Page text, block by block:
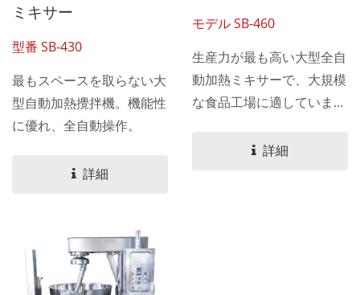
ミキサー
型番 SB-430
最もスペースを取らない大
型自動加熱攪拌機。機能性
に優れ、全自動操作。
詳細
モデル SB-460
生産力が最も高い大型全自
動加熱ミキサーで、大規模
な食品工場に適していま
詳細